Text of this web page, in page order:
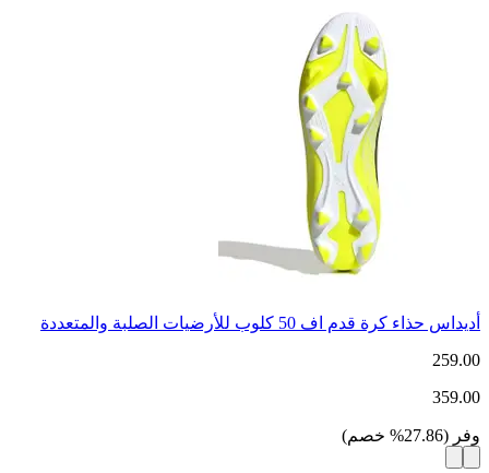
أديداس حذاء كرة قدم اف 50 كلوب للأرضيات الصلبة والمتعددة
259.00
359.00
وفر (
27.86
% خصم)